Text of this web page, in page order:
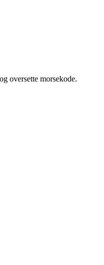
oversette morsekode.